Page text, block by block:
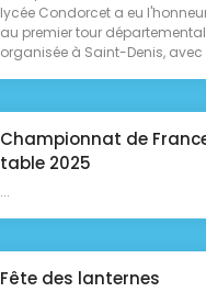
lycée Condorcet a eu
au premier tour
organisée à Saint-Denis, avec
Championnat de
table 2025
...
Fête des lanternes